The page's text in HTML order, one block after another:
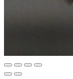
Go
to